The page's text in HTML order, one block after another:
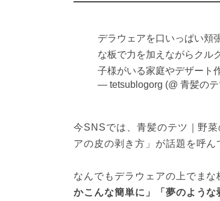
デラウェアを口いっぱい頬
な板で力を加えながらクル
子様がいる家庭やデザート
— tetsublogorg (@ 青髪の
今SNSでは、青髪のテツ｜野
アの皮の剥き方」が話題を呼ん
なんでもデラウェアの上でま
かこんな簡単に」「夢のような